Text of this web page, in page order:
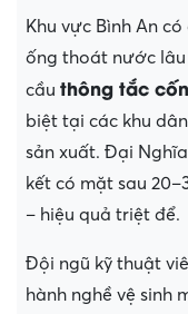
Khu vực Bình An
ống thoát nước lâu
cầu thông tắc
biệt tại các khu
sản xuất. Đại
kết có mặt sau
– hiệu quả triệt để.
Đội ngũ kỹ thuật
hành nghề vệ